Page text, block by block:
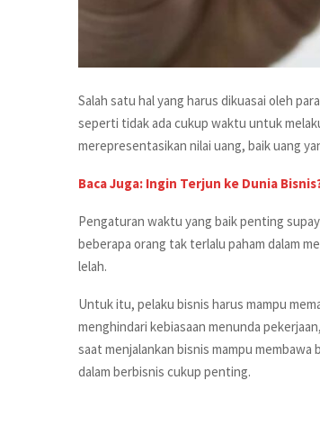
Salah satu hal yang harus dikuasai oleh
seperti tidak ada cukup waktu untuk
merepresentasikan nilai uang, baik uang
Baca Juga: Ingin Terjun ke Dunia
Pengaturan waktu yang baik penting
beberapa orang tak terlalu paham dalam
lelah.
Untuk itu, pelaku bisnis harus mampu
menghindari kebiasaan menunda
saat menjalankan bisnis mampu
dalam berbisnis cukup penting.